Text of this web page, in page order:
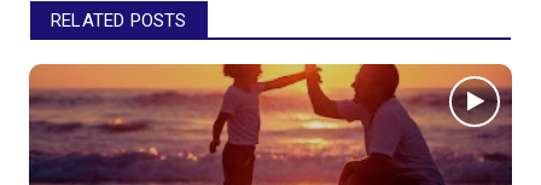
RELATED POSTS